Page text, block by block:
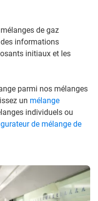
de gaz
informations
initiaux et les
parmi nos mélanges
un mélange
individuels ou
de mélange de